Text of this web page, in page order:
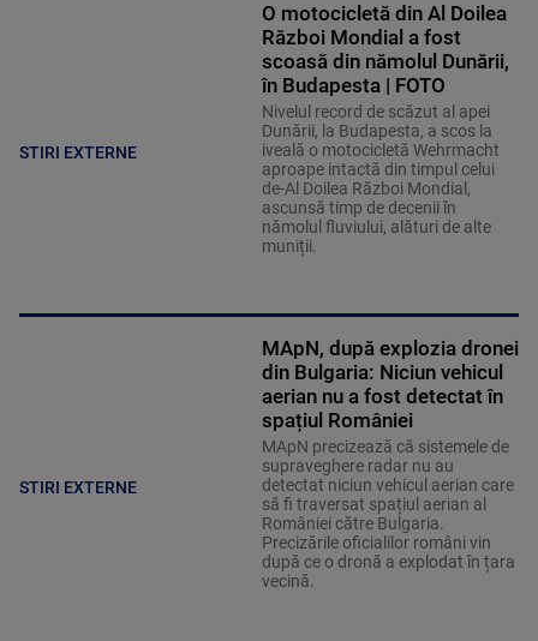
STIRI EXTERNE
O motocicletă din Al Doilea
Război Mondial a fost
scoasă din nămolul Dunării,
în Budapesta | FOTO
Nivelul record de scăzut al apei
Dunării, la Budapesta, a scos la
iveală o motocicletă Wehrmacht
aproape intactă din timpul celui
de-Al Doilea Război Mondial,
ascunsă timp de decenii în
nămolul fluviului, alături de alte
muniții.
STIRI EXTERNE
MApN, după explozia dronei
din Bulgaria: Niciun vehicul
aerian nu a fost detectat în
spațiul României
MApN precizează că sistemele de
supraveghere radar nu au
detectat niciun vehicul aerian care
să fi traversat spațiul aerian al
României către Bulgaria.
Precizările oficialilor români vin
după ce o dronă a explodat în țara
vecină.